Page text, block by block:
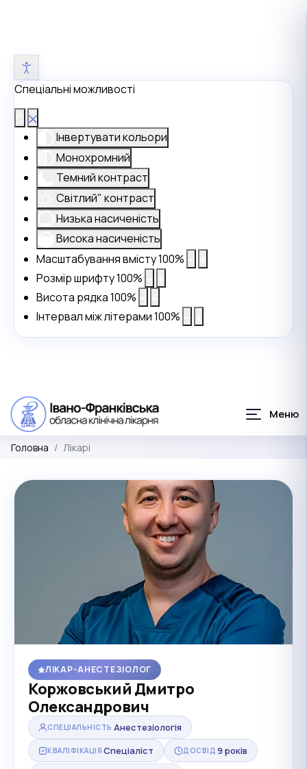
Спеціальні можливості
Інвертувати кольори
Монохромний
Темний контраст
Світлий" контраст
Низька насиченість
Висока насиченість
Масштабування вмісту100%
Розмір шрифту100%
Висота рядка100%
Інтервал між літерами100%
Головна Лікарі
ЛІКАР-АНЕСТЕЗІОЛОГ
Коржовський Дмитро
Олександрович
СПЕЦІАЛЬНІСТЬ Анестезіологія
КВАЛІФІКАЦІЯ Спеціаліст ДОСВІД 9 років